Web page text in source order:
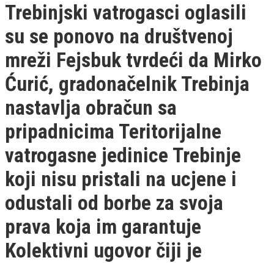
Trebinjski vatrogasci oglasili
su se ponovo na društvenoj
mreži Fejsbuk tvrdeći da Mirko
Ćurić, gradonačelnik Trebinja
nastavlja obračun sa
pripadnicima Teritorijalne
vatrogasne jedinice Trebinje
koji nisu pristali na ucjene i
odustali od borbe za svoja
prava koja im garantuje
Kolektivni ugovor čiji je